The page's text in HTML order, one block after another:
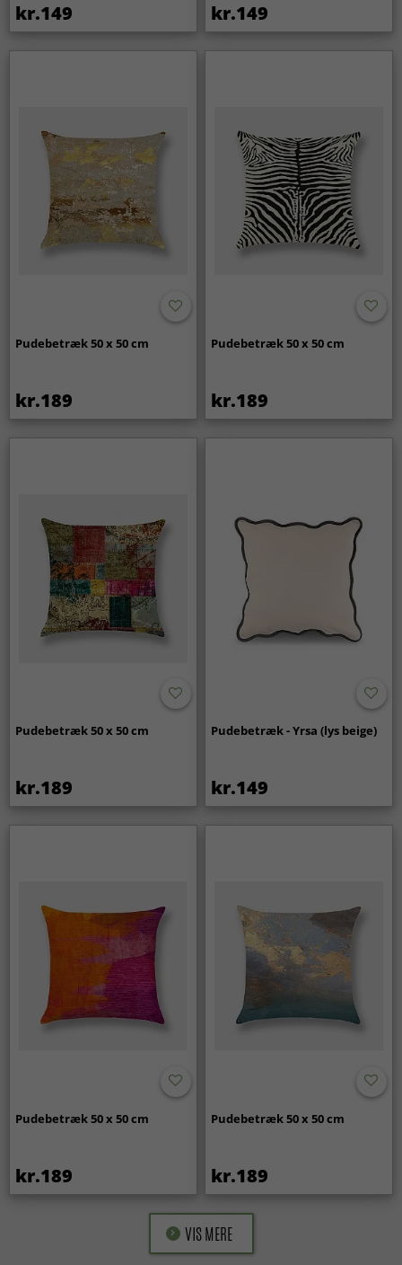
kr.149 kr.149
Pudebetræk 50 x 50 cm
kr.189
Pudebetræk 50 x 50 cm
kr.189
Pudebetræk 50 x 50 cm
kr.189
Pudebetræk - Yrsa (lys beige)
kr.149
Pudebetræk 50 x 50 cm
kr.189
Pudebetræk 50 x 50 cm
kr.189
VIS MERE